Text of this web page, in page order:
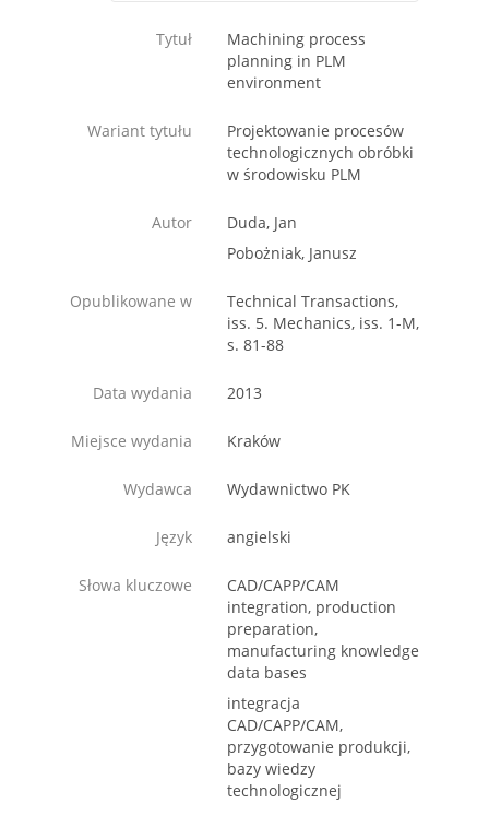
Tytuł
Machining process
planning in PLM
environment
Wariant tytułu
Projektowanie procesów
technologicznych obróbki
w środowisku PLM
Autor
Duda, Jan
Pobożniak, Janusz
Opublikowane w
Technical Transactions,
iss. 5. Mechanics, iss. 1-M,
s. 81-88
Data wydania 2013
Miejsce wydania Kraków
Wydawca Wydawnictwo PK
Język angielski
Słowa kluczowe
CAD/CAPP/CAM
integration, production
preparation,
manufacturing knowledge
data bases
integracja
CAD/CAPP/CAM,
przygotowanie produkcji,
bazy wiedzy
technologicznej